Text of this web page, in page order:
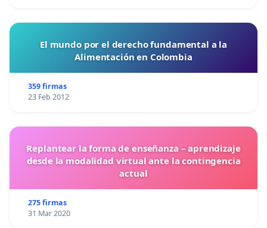
El mundo por el derecho fundamental a la
Alimentación en Colombia
359 firmas
23 Feb 2012
Replantear la forma de enseñanza – aprendizaje
desde la modalidad virtual ante la contingencia
actual
275 firmas
31 Mar 2020